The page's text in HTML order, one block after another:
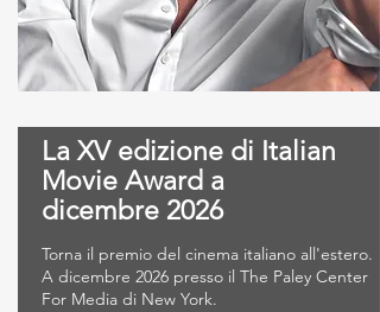
La XV edizione di Italian
Movie Award a
dicembre 2026
Torna il premio del cinema italiano all'estero.
A dicembre 2026 presso il The Paley Center
For Media di New York.